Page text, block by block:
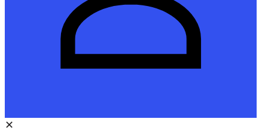
✕